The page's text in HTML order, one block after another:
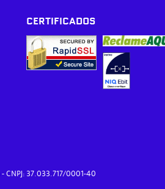
CERTIFICADOS
CNPJ: 37.033.717/0001-40